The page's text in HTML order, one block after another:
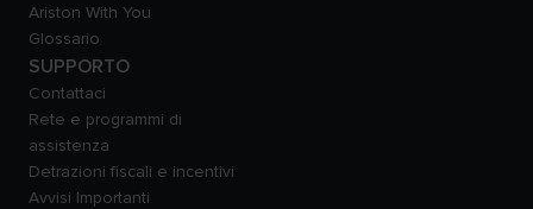
Ariston With You
Glossario
SUPPORTO
Contattaci
Rete e programmi di
assistenza
Detrazioni fiscali e incentivi
Avvisi Importanti